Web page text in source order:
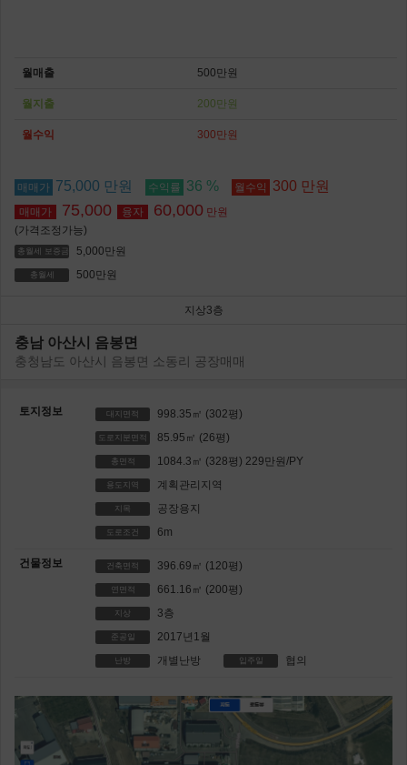
월매출 500만원
월지출 200만원
월수익 300만원
매매가 75,000 만원 수익률 36 % 월수익 300 만원
매매가 75,000 융자 60,000 만원
(가격조정가능)
총월세 보증금 5,000만원
총월세 500만원
지상3층
충남 아산시 음봉면
충청남도 아산시 음봉면 소동리 공장매매
토지정보 대지면적 998.35㎡ (302평)
도로지분면적 85.95㎡ (26평)
총면적 1084.3㎡ (328평) 229만원/PY
용도지역 계획관리지역
지목 공장용지
도로조건 6m
건물정보 건축면적 396.69㎡ (120평)
연면적 661.16㎡ (200평)
지상 3층
준공일 2017년1월
난방 개별난방 입주일 협의